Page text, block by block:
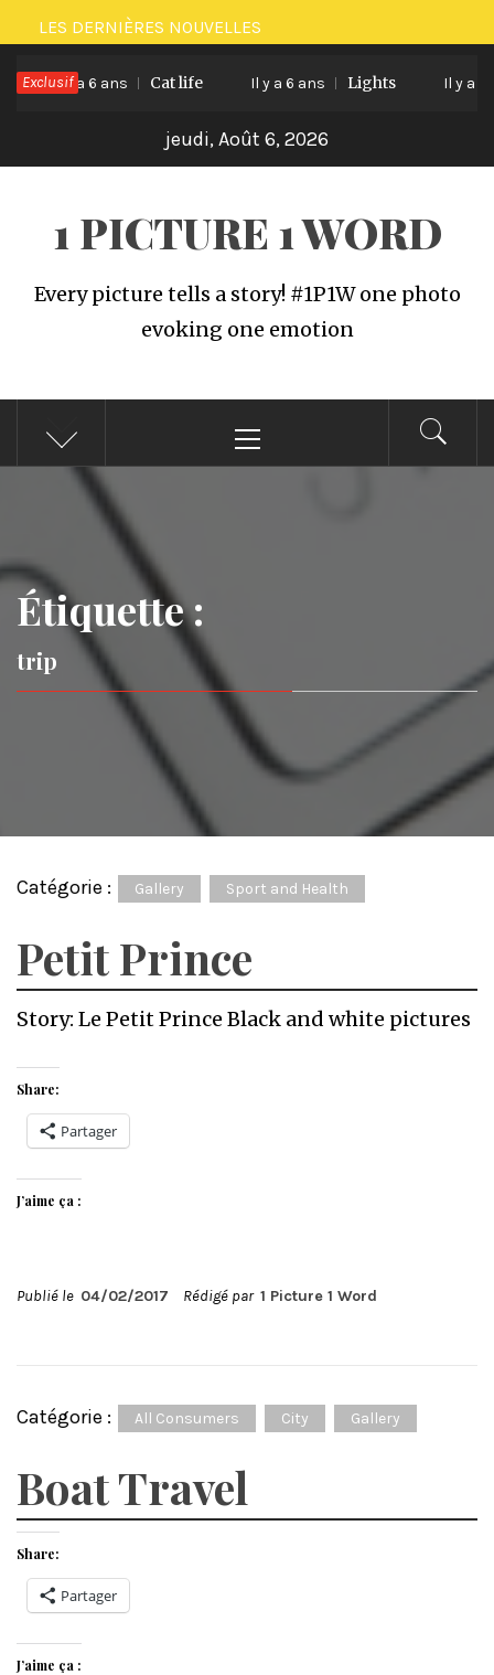
Passer
au
contenu
LES DERNIÈRES NOUVELLES
Exclusif
Il y a 6 ans Cat life Il y a 6 ans Lights Il y a 6
jeudi, Août 6, 2026
1 PICTURE 1 WORD
Every picture tells a story! #1P1W one photo
evoking one emotion
principal
Étiquette :
trip
Catégorie : Gallery Sport and Health
Petit Prince
Story: Le Petit Prince Black and white pictures
Share:
Partager
J’aime ça :
Publié le 04/02/2017 Rédigé par 1 Picture 1 Word
Catégorie : All Consumers City Gallery
Boat Travel
Share:
Partager
J’aime ça :